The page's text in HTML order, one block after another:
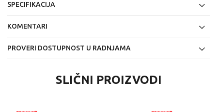
SPECIFIKACIJA
KOMENTARI
PROVERI DOSTUPNOST U RADNJAMA
SLIČNI PROIZVODI